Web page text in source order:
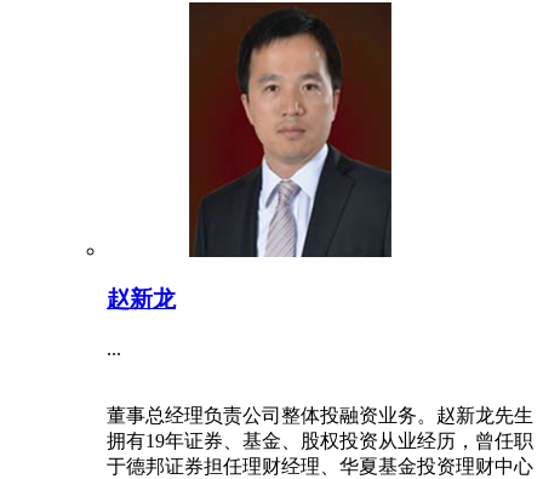
赵新龙
...
董事总经理负责公司整体投融资业务。赵新龙先生
拥有19年证券、基金、股权投资从业经历，曾任职
于德邦证券担任理财经理、华夏基金投资理财中心